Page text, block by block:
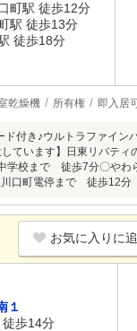
町駅 徒歩12分
駅 徒歩13分
徒歩18分
乾燥機 所有権 即入居
付き♪ウルトラファイ
います】日東リバティ
学校まで 徒歩7分〇や
口町電停まで 徒歩12分
お気に入りに
１
歩14分